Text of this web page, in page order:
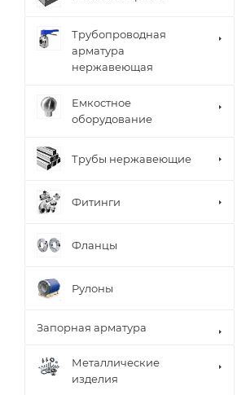
Трубопроводная
арматура
нержавеющая
Емкостное
оборудование
Трубы нержавеющие
Фитинги
Фланцы
Рулоны
Запорная арматура
Металлические
изделия